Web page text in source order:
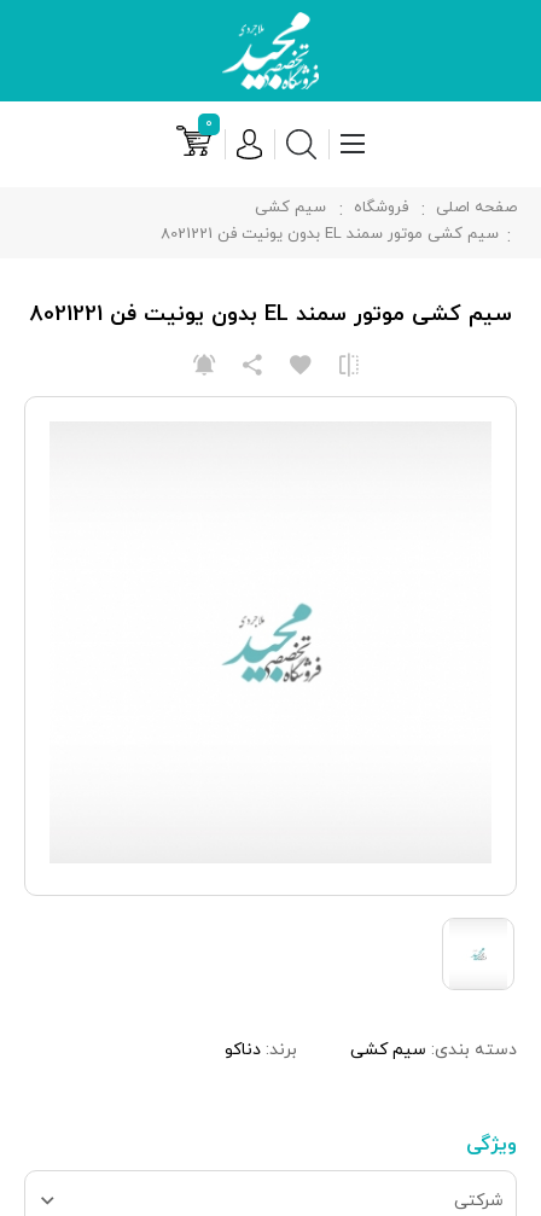
۰
صفحه اصلی فروشگاه
سیم کشی
سیم کشی موتور سمند EL بدون یونیت فن 8021221
دسته بندی: سیم کشی برند: دناکو
ویژگی
شرکتی
سیم کشی موتور سمند EL بدون یونیت فن 8021221